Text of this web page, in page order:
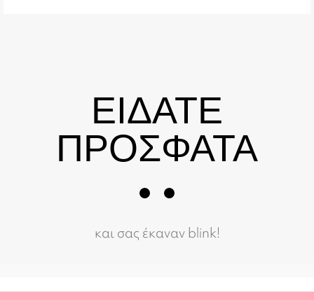
ΕΙΔΑΤΕ
ΠΡΟΣΦΑΤΑ
και σας έκαναν blink!